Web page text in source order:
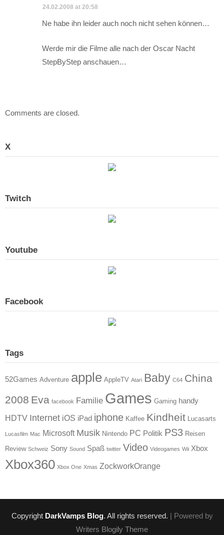
24.02.2008 at 20:58
Ne habe ihn leider auch noch nicht sehen können…
Werde mir die Filme alle nach der Oscar Nacht
StepByStep anschauen…
Comments are closed.
X
Twitch
Youtube
Facebook
Tags
52Games Adventure apple AppleTV Atari Baby C64 China
2008 Eva facebook Familie Games Gaming handy
HDTV Internet iOS iPad iphone Kaffee Kindheit Lucasarts
Lucasfilm Mac Microsoft Musik Nintendo PC Politik PS3 Reisen
Review Schweiz Sony Sound Spaß twitter Video Videogames Wii Xbox
Xbox360 Xbox One Xmas ZockworkOrange
Copyright DarkVamps Blog. All rights reserved. | Powered by
Writers Blogily Theme